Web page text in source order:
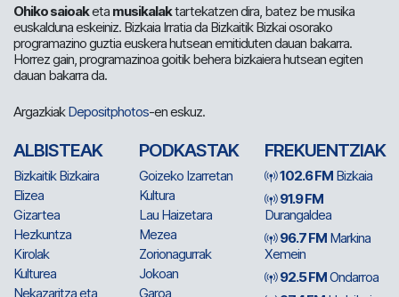
Ohiko saioaketa musikalaktartekatzen dira, batez be musika
euskalduna eskeiniz. Bizkaia Irratia da Bizkaitik Bizkai osorako
programazino guztia euskera hutsean emitiduten dauan bakarra.
Horrez gain, programazinoa goitik behera bizkaiera hutsean egiten
dauan bakarra da.
ArgazkiakDepositphotos-en eskuz.
ALBISTEAK
Bizkaitik Bizkaira
Elizea
Gizartea
Hezkuntza
Kirolak
Kulturea
Nekazaritza eta
PODKASTAK
Goizeko Izarretan
Kultura
Lau Haizetara
Mezea
Zorionagurrak
Jokoan
Garoa
FREKUENTZIAK
102.6 FM Bizkaia
91.9 FM
Durangaldea
96.7 FM Markina
Xemein
92.5 FMOndarroa